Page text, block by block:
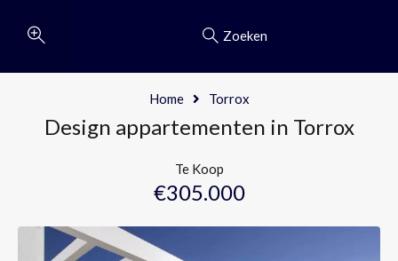
Zoeken
Home Torrox
Design appartementen in Torrox
Te Koop
€305.000